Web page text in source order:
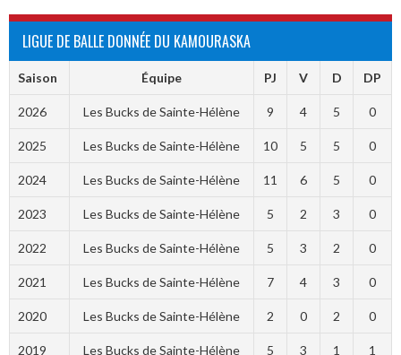
LIGUE DE BALLE DONNÉE DU KAMOURASKA
Saison Équipe PJ V D DP
2026 Les Bucks de Sainte-Hélène 9 4 5 0
2025 Les Bucks de Sainte-Hélène 10 5 5 0
2024 Les Bucks de Sainte-Hélène 11 6 5 0
2023 Les Bucks de Sainte-Hélène 5 2 3 0
2022 Les Bucks de Sainte-Hélène 5 3 2 0
2021 Les Bucks de Sainte-Hélène 7 4 3 0
2020 Les Bucks de Sainte-Hélène 2 0 2 0
2019 Les Bucks de Sainte-Hélène 5 3 1 1